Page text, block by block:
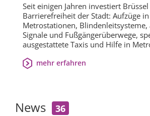
Seit einigen Jahren investiert
Barrierefreiheit der Stadt: Aufzüge in
Metrostationen, Blindenleitsysteme,
Signale und Fußgängerüberwege,
ausgestattete Taxis und Hilfe in
mehr erfahren
News 36